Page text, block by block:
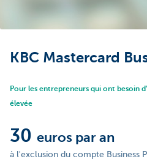
KBC Mastercard
Pour les entrepreneurs qui ont besoin
élevée
30 euros par an
à l'exclusion du compte Business